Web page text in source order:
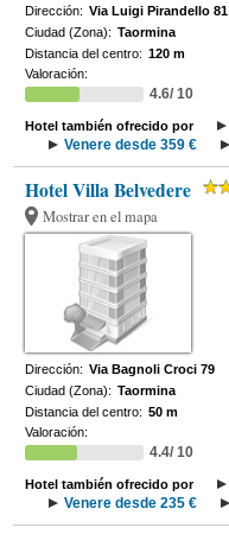
Dirección: Via Luigi Pirandello 81
Ciudad (Zona): Taormina
Distancia del centro: 120 m
Valoración:
4.6/ 10
Hotel también ofrecido por
Venere desde 359 €
Hotel Villa Belvedere
Mostrar en el mapa
Dirección: Via Bagnoli Croci 79
Ciudad (Zona): Taormina
Distancia del centro: 50 m
Valoración:
4.4/ 10
Hotel también ofrecido por
Venere desde 235 €